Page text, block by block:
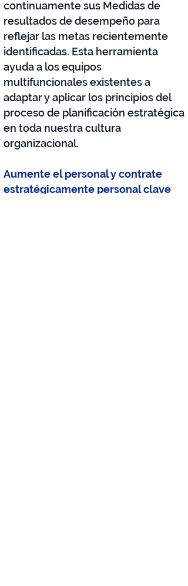
continuamente sus Medidas de
resultados de desempeño para
reflejar las metas recientemente
identificadas. Esta herramienta
ayuda a los equipos
multifuncionales existentes a
adaptar y aplicar los principios del
proceso de planificación estratégica
en toda nuestra cultura
organizacional.
Aumente el personal y contrate
estratégicamente personal clave